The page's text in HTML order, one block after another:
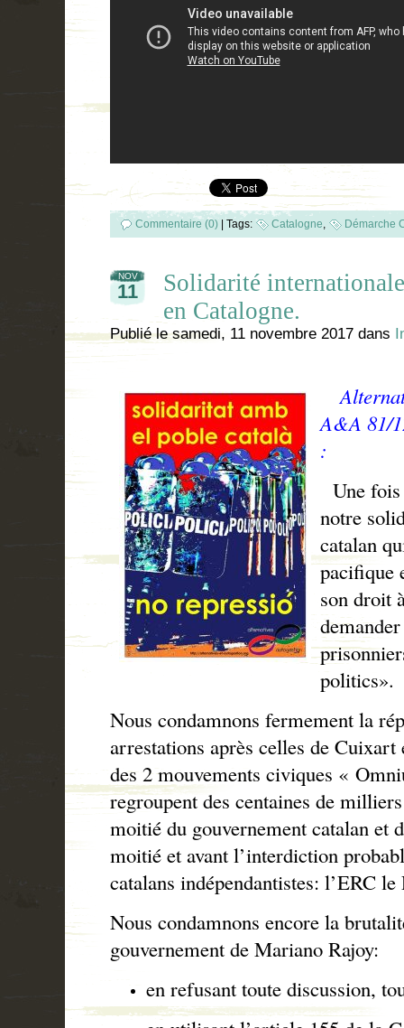
Commentaire (0) | Tags: Catalogne Démarche
NOV
11
Solidarité
en Catalogne.
Publié lesamedi, 11 novembre 2017 dans
A&A 81/
:
Une
notre
catalan
pacifique
son droit
politics».
Nous condamnons fermement la
arrestations après celles de Cuixart
des 2 mouvements civiques «
regroupent des centaines de
moitié du gouvernement catalan et
moitié et avant l’interdiction
catalans indépendantistes: l’ERC
Nous condamnons encore la
gouvernement de Mariano Rajoy:
en refusant toute discussion,